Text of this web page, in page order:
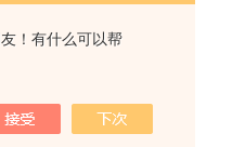
！有什么可以帮
准。